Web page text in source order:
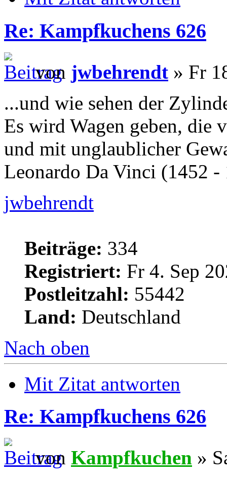
Re: Kampfkuchens 626
von jwbehrendt » Fr
...und wie sehen der
Es wird Wagen geben, die
und mit unglaublicher
Leonardo Da Vinci (1452 -
jwbehrendt
Beiträge: 334
Registriert: Fr 4. Sep
Postleitzahl: 55442
Land: Deutschland
Nach oben
Mit Zitat antworten
Re: Kampfkuchens 626
von Kampfkuchen »